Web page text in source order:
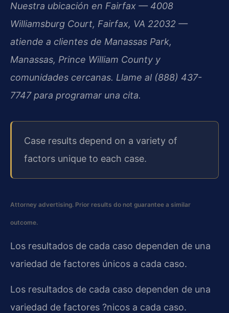
Nuestra ubicación en Fairfax — 4008
Williamsburg Court, Fairfax, VA 22032 —
atiende a clientes de Manassas Park,
Manassas, Prince William County y
comunidades cercanas. Llame al (888) 437-
7747 para programar una cita.
Case results depend on a variety of
factors unique to each case.
Attorney advertising. Prior results do not guarantee a similar
outcome.
Los resultados de cada caso dependen de una
variedad de factores únicos a cada caso.
Los resultados de cada caso dependen de una
variedad de factores ?nicos a cada caso.